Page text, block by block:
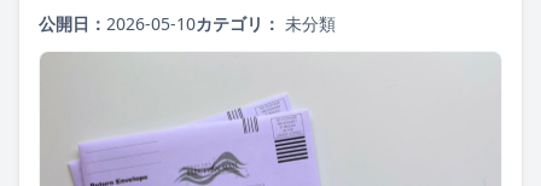
公開日： 2026-05-10カテゴリ： 未分類